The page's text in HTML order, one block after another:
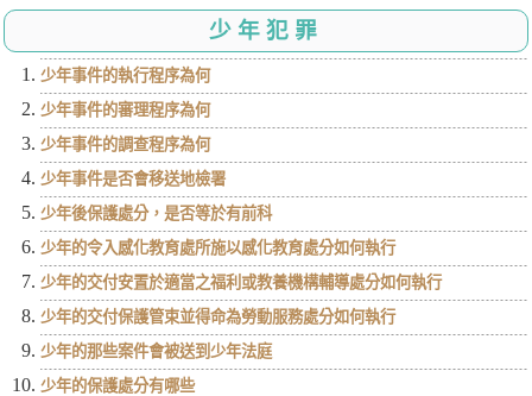
少年犯罪
少年事件的執行程序為何
少年事件的審理程序為何
少年事件的調查程序為何
少年事件是否會移送地檢署
少年後保護處分，是否等於有前科
少年的令入感化教育處所施以感化教育處分如何執行
少年的交付安置於適當之福利或教養機構輔導處分如何執行
少年的交付保護管束並得命為勞動服務處分如何執行
少年的那些案件會被送到少年法庭
少年的保護處分有哪些